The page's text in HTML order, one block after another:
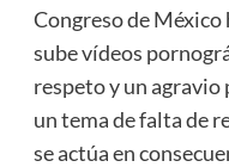
Congreso de México
sube vídeos
respeto y un agravio
un tema de falta de
se actúa en